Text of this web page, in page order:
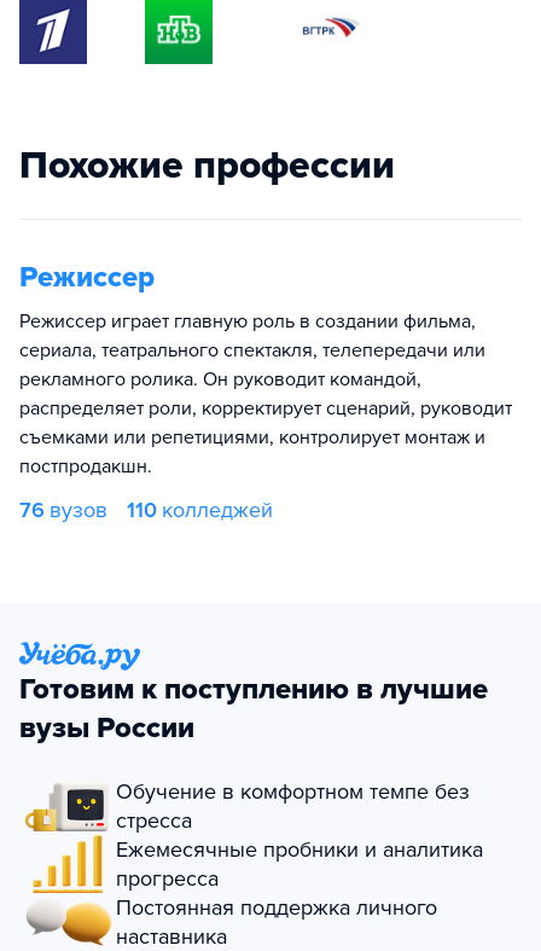
Похожие профессии
Режиссер
Режиссер играет главную роль в создании фильма,
сериала, театрального спектакля, телепередачи или
рекламного ролика. Он руководит командой,
распределяет роли, корректирует сценарий, руководит
съемками или репетициями, контролирует монтаж и
постпродакшн.
76 вузов 110 колледжей
Готовим к поступлению в лучшие
вузы России
Обучение в комфортном темпе без
стресса
Ежемесячные пробники и аналитика
прогресса
Постоянная поддержка личного
наставника